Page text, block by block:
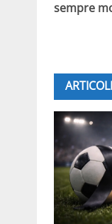
sempre